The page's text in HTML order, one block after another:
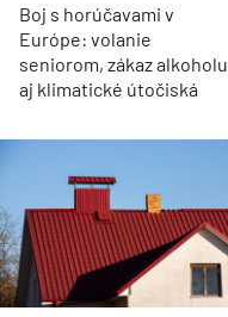
Boj s horúčavami v
Európe: volanie
seniorom, zákaz alkoholu
aj klimatické útočiská